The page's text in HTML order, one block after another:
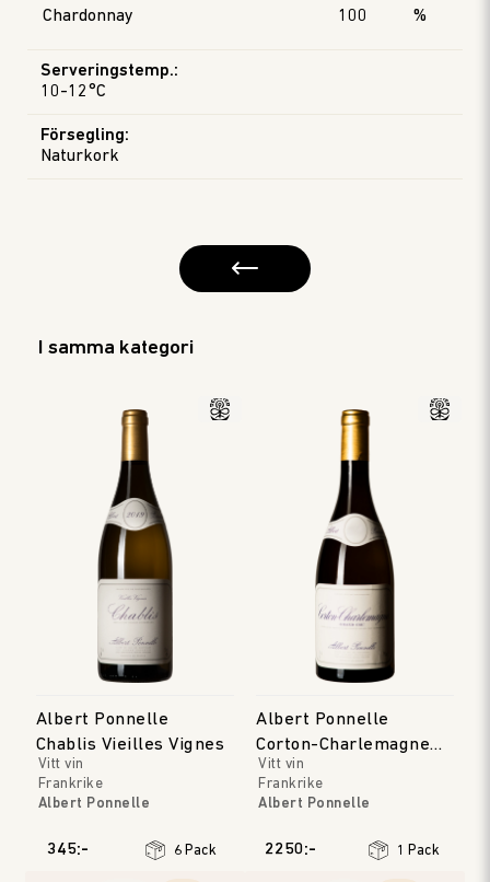
Chardonnay
100 %
Serveringstemp.:
10-12°C
Försegling:
Naturkork
I samma kategori
Albert Ponnelle
Chablis Vieilles Vignes
Vitt vin
Frankrike
Albert Ponnelle
345:- 6 Pack
Albert Ponnelle
Corton-Charlemagne
Grand Cru
Vitt vin
Frankrike
Albert Ponnelle
2250:- 1 Pack